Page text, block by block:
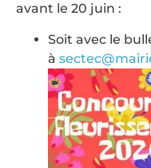
avant le 20 juin :
Soit avec le
à